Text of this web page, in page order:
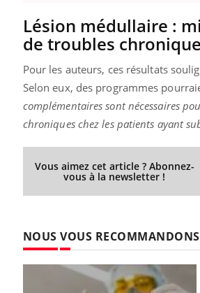
Lésion médullaire :
de troubles
Pour les auteurs, ces résultats
Selon eux, des programmes
complémentaires sont nécessaires
chroniques chez les patients ayant
Vous aimez cet article ? Abonnez-
vous à la newsletter !
NOUS VOUS RECOMMANDONS